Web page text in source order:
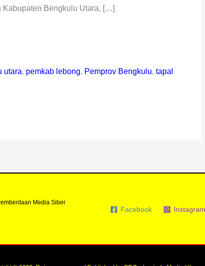
Kabupaten Bengkulu Utara, […]
utara, pemkab lebong, Pemprov Bengkulu, tapal
Media Siber
Facebook Instagram